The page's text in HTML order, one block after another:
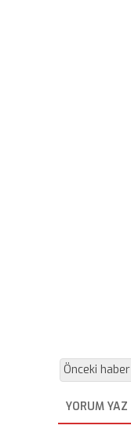
Önceki haber
YORUM YAZ